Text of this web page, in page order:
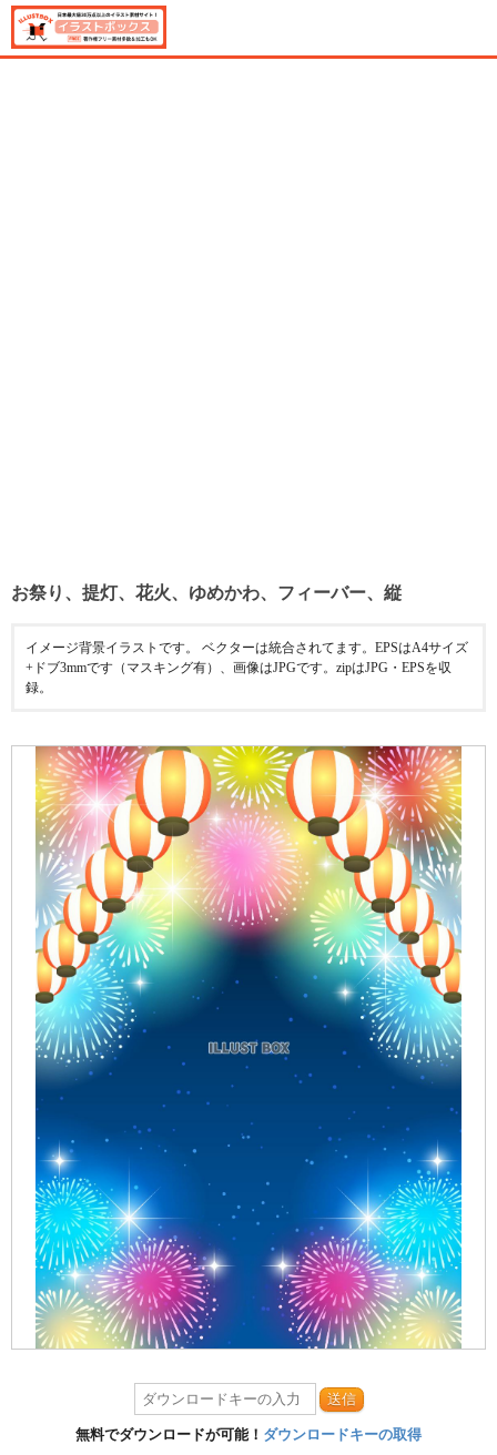
お祭り、提灯、花火、ゆめかわ、フィーバー、縦
イメージ背景イラストです。 ベクターは統合されてます。EPSはA4サイズ
+ドブ3mmです（マスキング有）、画像はJPGです。zipはJPG・EPSを収
録。
送信
無料でダウンロードが可能！ ダウンロードキーの取得